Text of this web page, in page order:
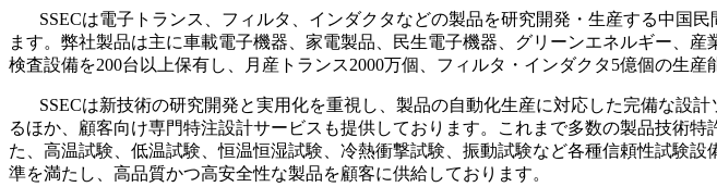
SSECは電子トランス、フィルタ、インダクタなどの製品を研究開発・生産する中国
ます。​弊社製品は主に車載電子機器、家電製品、民生電子機器、グリーンエネルギー、
検査設備を200台以上保有し、月産トランス2000万個、フィルタ・インダクタ5億個の生
SSECは新技術の研究開発と実用化を重視し、製品の自動化生産に対応した完備な設
るほか、顧客向け専門特注設計サービスも提供しております。​これまで多数の製品技術
た、高温試験、低温試験、恒温恒湿試験、冷熱衝撃試験、振動試験など各種信頼性試験
準を満たし、高品質かつ高安全性な製品を顧客に供給しております。​